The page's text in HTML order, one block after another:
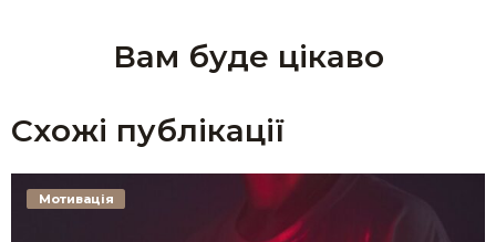
Вам буде цікаво
Схожі публікації
Мотивація